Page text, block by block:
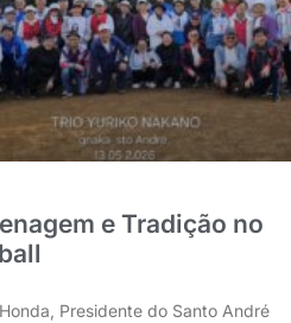
e Tradição no
Presidente do Santo André